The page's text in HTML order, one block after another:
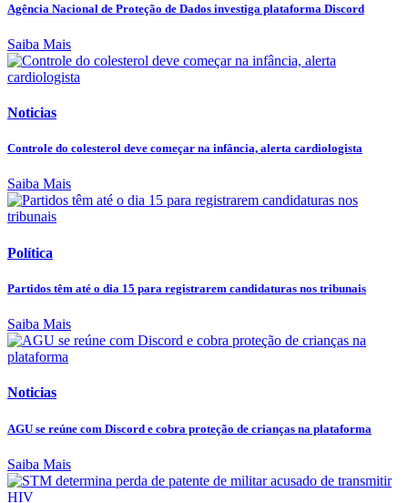
Agência Nacional de Proteção de Dados investiga plataforma Discord
Saiba Mais
Noticias
Controle do colesterol deve começar na infância, alerta cardiologista
Saiba Mais
Política
Partidos têm até o dia 15 para registrarem candidaturas nos tribunais
Saiba Mais
Noticias
AGU se reúne com Discord e cobra proteção de crianças na plataforma
Saiba Mais